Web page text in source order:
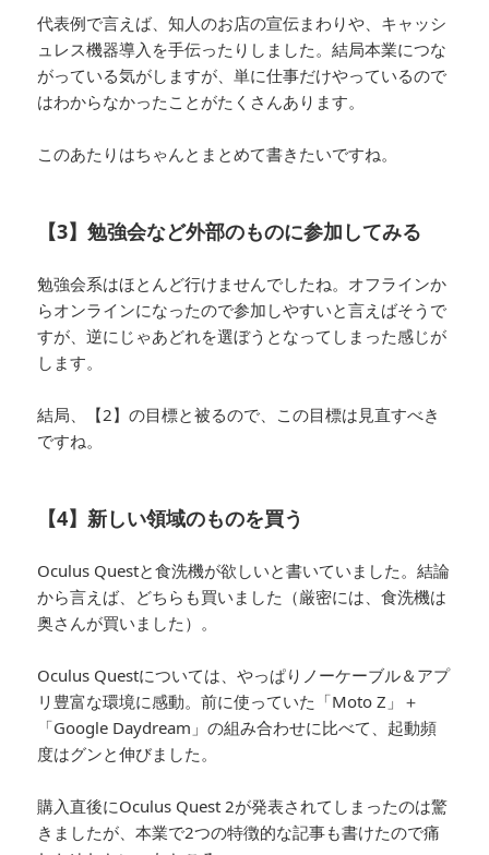
代表例で言えば、知人のお店の宣伝まわりや、キャッシ
ュレス機器導入を手伝ったりしました。結局本業につな
がっている気がしますが、単に仕事だけやっているので
はわからなかったことがたくさんあります。
このあたりはちゃんとまとめて書きたいですね。
【3】勉強会など外部のものに参加してみる
勉強会系はほとんど行けませんでしたね。オフラインか
らオンラインになったので参加しやすいと言えばそうで
すが、逆にじゃあどれを選ぼうとなってしまった感じが
します。
結局、【2】の目標と被るので、この目標は見直すべき
ですね。
【4】新しい領域のものを買う
Oculus Questと食洗機が欲しいと書いていました。結論
から言えば、どちらも買いました（厳密には、食洗機は
奥さんが買いました）。
Oculus Questについては、やっぱりノーケーブル＆アプ
リ豊富な環境に感動。前に使っていた「Moto Z」＋
「Google Daydream」の組み合わせに比べて、起動頻
度はグンと伸びました。
購入直後にOculus Quest 2が発表されてしまったのは驚
きましたが、本業で2つの特徴的な記事も書けたので痛